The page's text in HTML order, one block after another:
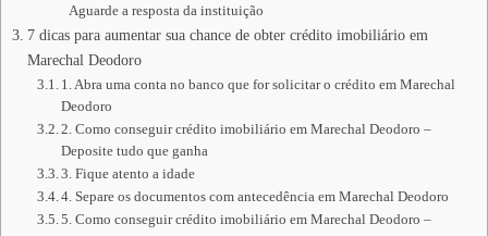
Aguarde a resposta da instituição
7 dicas para aumentar sua chance de obter crédito imobiliário em
Marechal Deodoro
1. Abra uma conta no banco que for solicitar o crédito em Marechal
Deodoro
2. Como conseguir crédito imobiliário em Marechal Deodoro –
Deposite tudo que ganha
3. Fique atento a idade
4. Separe os documentos com antecedência em Marechal Deodoro
5. Como conseguir crédito imobiliário em Marechal Deodoro –